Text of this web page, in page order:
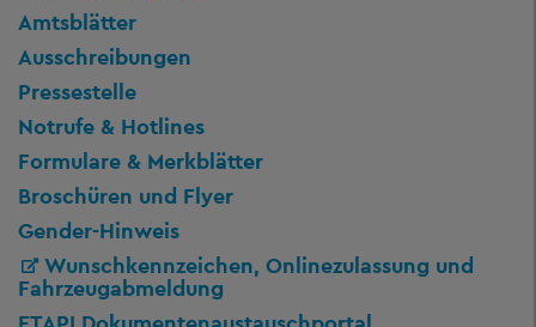
Amtsblätter
Ausschreibungen
Pressestelle
Notrufe & Hotlines
Formulare & Merkblätter
Broschüren und Flyer
Gender-Hinweis
Wunschkennzeichen, Onlinezulassung und
Fahrzeugabmeldung